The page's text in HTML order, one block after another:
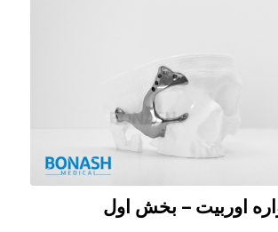
اوربیت – بخش اول